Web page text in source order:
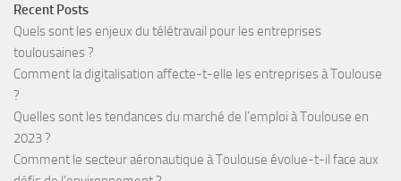
Recent Posts
Quels sont les enjeux du télétravail pour les entreprises
toulousaines ?
Comment la digitalisation affecte-t-elle les entreprises à Toulouse
?
Quelles sont les tendances du marché de l’emploi à Toulouse en
2023 ?
Comment le secteur aéronautique à Toulouse évolue-t-il face aux